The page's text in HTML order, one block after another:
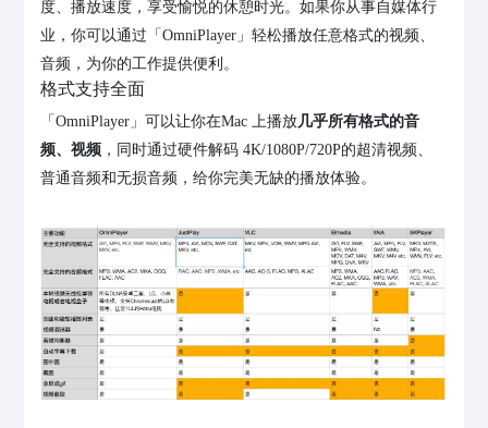
度、播放速度，享受愉悦的休憩时光。如果你从事自媒体行
业，你可以通过「OmniPlayer」轻松播放任意格式的视频、
音频，为你的工作提供便利。
格式支持全面
「OmniPlayer」可以让你在Mac 上播放 几乎所有格式的音
频、视频 ，同时通过硬件解码 4K/1080P/720P的超清视频、
普通音频和无损音频，给你完美无缺的播放体验。